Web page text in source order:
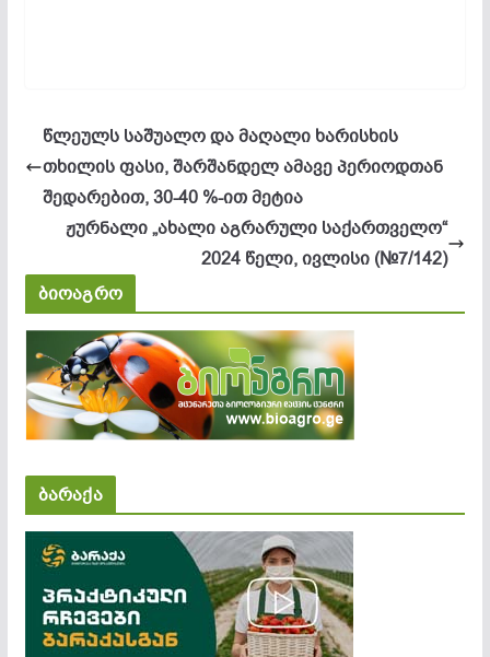
წლეულს საშუალო და მაღალი ხარისხის
თხილის ფასი, შარშანდელ ამავე პერიოდთან
შედარებით, 30-40 %-ით მეტია
ჟურნალი „ახალი აგრარული საქართველო“
2024 წელი, ივლისი (№7/142)
ბიოაგრო
ბარაქა